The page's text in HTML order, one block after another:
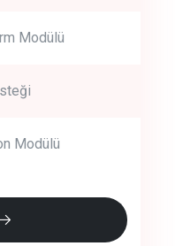
Modülü
Modülü